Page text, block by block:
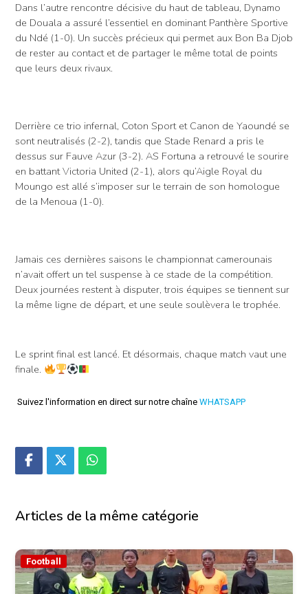
Dans l’autre rencontre décisive du haut de tableau, Dynamo
de Douala a assuré l’essentiel en dominant Panthère Sportive
du Ndé (1-0). Un succès précieux qui permet aux Bon Ba Djob
de rester au contact et de partager le même total de points
que leurs deux rivaux.
Derrière ce trio infernal, Coton Sport et Canon de Yaoundé se
sont neutralisés (2-2), tandis que Stade Renard a pris le
dessus sur Fauve Azur (3-2). AS Fortuna a retrouvé le sourire
en battant Victoria United (2-1), alors qu’Aigle Royal du
Moungo est allé s’imposer sur le terrain de son homologue
de la Menoua (1-0).
Jamais ces dernières saisons le championnat camerounais
n’avait offert un tel suspense à ce stade de la compétition.
Deux journées restent à disputer, trois équipes se tiennent sur
la même ligne de départ, et une seule soulèvera le trophée.
Le sprint final est lancé. Et désormais, chaque match vaut une
finale.
Suivez l'information en direct sur notre chaîne WHATSAPP
Articles de la même catégorie
Football